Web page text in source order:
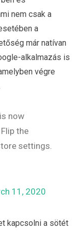
nem csak a
a
már natívan
alkalmazás is
végre
now
the
settings.
11, 2020
kapcsolni a sötét